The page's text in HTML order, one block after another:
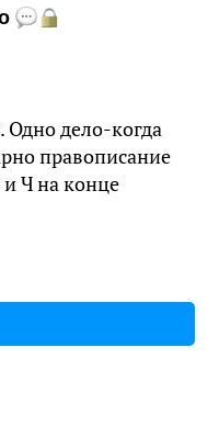
дело-когда
правописание
Ч на конце